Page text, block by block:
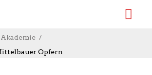
Akademie
Opfern